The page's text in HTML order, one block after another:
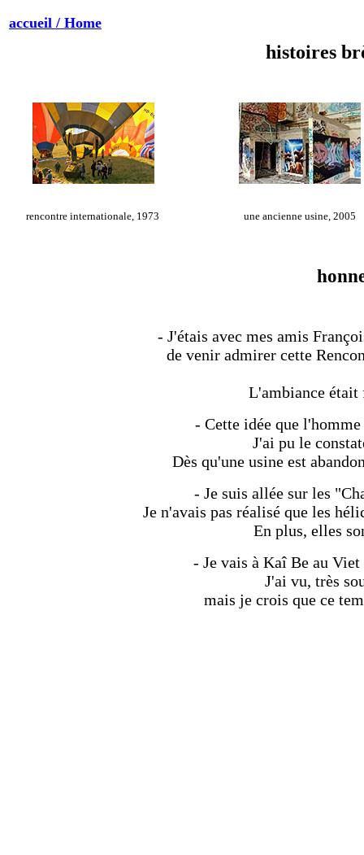
accueil / Home
histoires
rencontre internationale, 1973 une ancienne usine, 2005
- J'étais avec mes amis
de venir admirer cette
L'ambiance était
- Cette idée que
J'ai pu le
Dès qu'une usine est
- Je suis allée sur les
Je n'avais pas réalisé que les
En plus, elles
- Je vais à Kaî Be au
J'ai vu, très
mais je crois que ce